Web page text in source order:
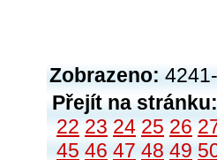
Zobrazeno:
Přejít na stránku:
22 23 24 25 26
45 46 47 48 49